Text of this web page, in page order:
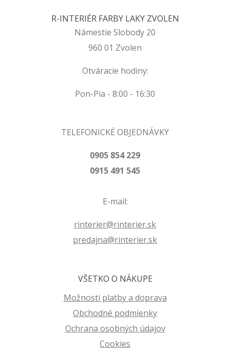
R-INTERIÉR FARBY LAKY ZVOLEN
Námestie Slobody 20
960 01 Zvolen
Otváracie hodiny:
Pon-Pia - 8:00 - 16:30
TELEFONICKÉ OBJEDNÁVKY
0905 854 229
0915 491 545
E-mail:
rinterier@rinterier.sk
predajna@rinterier.sk
VŠETKO O NÁKUPE
Možnosti platby a doprava
Obchodné podmienky
Ochrana osobných údajov
Cookies